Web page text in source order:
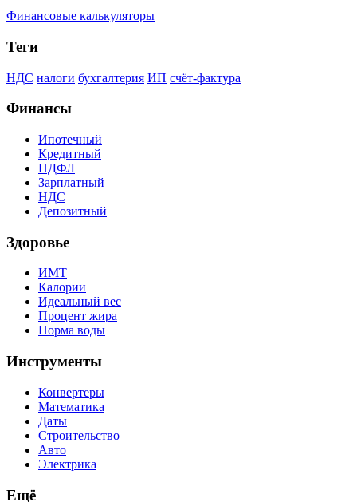
Финансовые калькуляторы
Теги
НДС налоги бухгалтерия ИП счёт-фактура
Финансы
Ипотечный
Кредитный
НДФЛ
Зарплатный
НДС
Депозитный
Здоровье
ИМТ
Калории
Идеальный вес
Процент жира
Норма воды
Инструменты
Конвертеры
Математика
Даты
Строительство
Авто
Электрика
Ещё